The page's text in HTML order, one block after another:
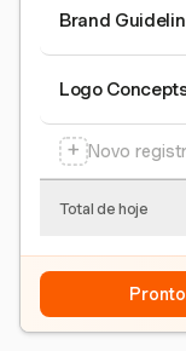
Brand
Logo
+ Novo
Total de hoje